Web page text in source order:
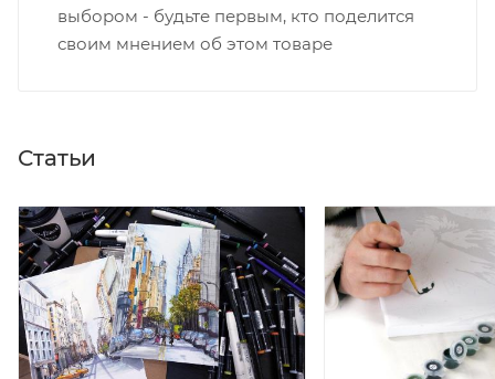
выбором - будьте первым, кто поделится
своим мнением об этом товаре
Статьи